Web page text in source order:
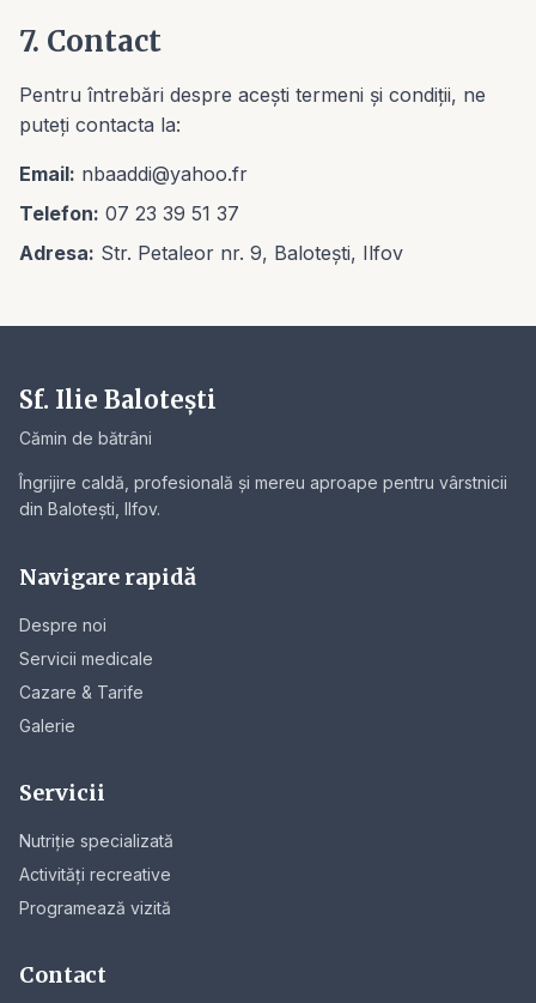
7. Contact
Pentru întrebări despre acești termeni și condiții, ne
puteți contacta la:
Email: nbaaddi@yahoo.fr
Telefon: 07 23 39 51 37
Adresa: Str. Petaleor nr. 9, Balotești, Ilfov
Sf. Ilie Balotești
Cămin de bătrâni
Îngrijire caldă, profesională și mereu aproape pentru vârstnicii
din Balotești, Ilfov.
Navigare rapidă
Despre noi
Servicii medicale
Cazare & Tarife
Galerie
Servicii
Nutriție specializată
Activități recreative
Programează vizită
Contact